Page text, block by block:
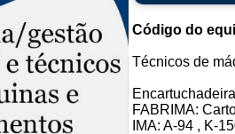
Código do
Técnicos de
FABRIMA:
IMA: A-94 , K-